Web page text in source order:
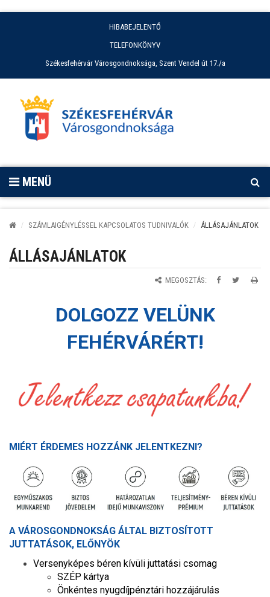
HIBABEJELENTŐ
TELEFONKÖNYV
Székesfehérvár Városgondnoksága, Szent Vendel út 17./a
MENÜ
SZÁMLAIGÉNYLÉSSEL KAPCSOLATOS TUDNIVALÓK ÁLLÁSAJÁNLATOK
ÁLLÁSAJÁNLATOK
MEGOSZTÁS:
DOLGOZZ VELÜNK
FEHÉRVÁRÉRT!
MIÉRT ÉRDEMES HOZZÁNK JELENTKEZNI?
A VÁROSGONDNOKSÁG ÁLTAL BIZTOSÍTOTT
JUTTATÁSOK, ELŐNYÖK
Versenyképes béren kívüli juttatási csomag
SZÉP kártya
Önkéntes nyugdíjpénztári hozzájárulás